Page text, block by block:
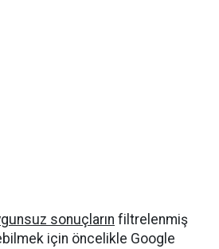
sonuçların filtrelenmiş
için öncelikle Google